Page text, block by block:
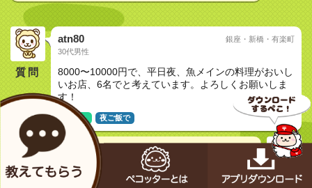
質問
atn80
30代男性
銀座・新橋・有楽町
8000〜10000円で、平日夜、魚メインの料理がおいし
いお店、6名でと考えています。よろしくお願いしま
す！
友達と 夜ご飯で
ふうか
日本酒スローフード 方舟 大吟醸 いろり - 新橋/懐石・